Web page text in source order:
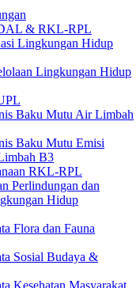
& RKL-RPL
Lingkungan Hidup
Lingkungan Hidup
Baku Mutu Air Limbah
Baku Mutu Emisi
B3
RKL-RPL
Perlindungan dan
Hidup
Flora dan Fauna
Sosial Budaya &
Kesehatan Masyarakat